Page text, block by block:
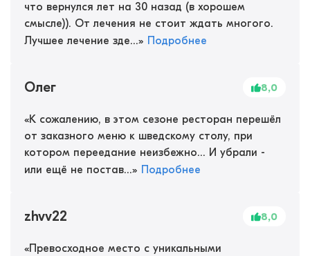
что вернулся лет на 30 назад (в хорошем
смысле)). От лечения не стоит ждать многого.
Лучшее лечение зде...» Подробнее
Олег 8,0
«К сожалению, в этом сезоне ресторан перешёл
от заказного меню к шведскому столу, при
котором переедание неизбежно... И убрали -
или ещё не постав...» Подробнее
zhvv22 8,0
«Превосходное место с уникальными